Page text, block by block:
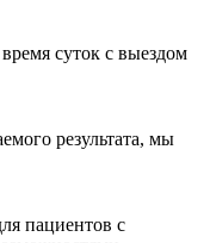
Я
из запоя.
с ним. И
я
из запоя.
беседу с
это чудо и
суток с выездом
результата, мы
пациентов с